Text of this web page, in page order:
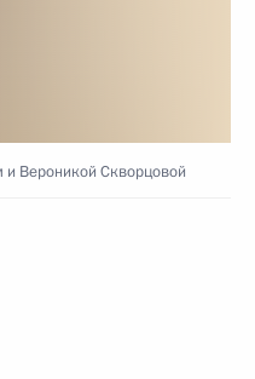
и Вероникой Скворцовой